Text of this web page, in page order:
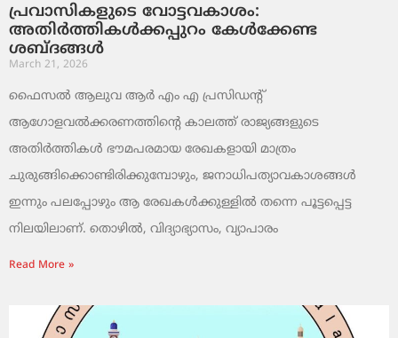
പ്രവാസികളുടെ വോട്ടവകാശം:
അതിർത്തികൾക്കപ്പുറം കേൾക്കേണ്ട
ശബ്ദങ്ങൾ
March 21, 2026
ഫൈസൽ ആലുവ ആർ എം എ പ്രസിഡന്റ്
ആഗോളവൽക്കരണത്തിന്റെ കാലത്ത് രാജ്യങ്ങളുടെ
അതിർത്തികൾ ഭൗമപരമായ രേഖകളായി മാത്രം
ചുരുങ്ങിക്കൊണ്ടിരിക്കുമ്പോഴും, ജനാധിപത്യാവകാശങ്ങൾ
ഇന്നും പലപ്പോഴും ആ രേഖകൾക്കുള്ളിൽ തന്നെ പൂട്ടപ്പെട്ട
നിലയിലാണ്. തൊഴിൽ, വിദ്യാഭ്യാസം, വ്യാപാരം
Read More »